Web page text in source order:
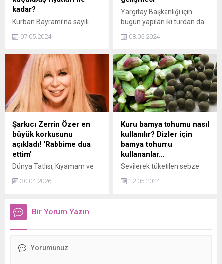
faydaları!
kadar?
Kurban Bayramı’na sayılı
fiyatları belli olmaya başladı.
kurbanlıkların illere göre
ortalama fiyatları belli oldu.
İstanbulda ortalama
büyükbaş bir hayvanın canlı
kilogram fiyatının 280 ila
340 TL arasında, küçükbaşın
ise 250 ila 300 TL arasında
olacağı düşünülüyor. Peki
2024 kurbanlık fiyatları ne
kadar?
07.05.2024
Yargıtay Başkanlığı için
bugün yapılan iki turdan da
13 Mayıs’ta 36. turla devam
08.05.2024
Şarkıcı Zerrin Özer en
büyük korkusunu
açıkladı! ‘Rabbime dua
ettim’
Dünya Tatlısı, Kıyamam ve
pelesenk olan eserlere imza
Özer, hayatındaki en büyük
korkusunu açıkladı.
30.04.2026
Kuru bamya tohumu nasıl
kullanılır? Dizler için
bamya tohumu
kullananlar…
Sevilerek tüketilen sebze
bamyanın birçok faydası
12.05.2024
Bir Yorum Yazın